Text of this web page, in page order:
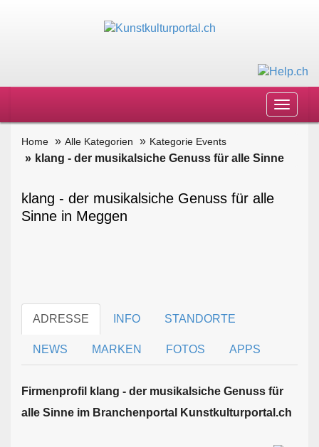
Toggle
Home Alle Kategorien Kategorie Events
klang - der musikalsiche Genuss für alle Sinne
klang - der musikalsiche Genuss für alle
Sinne in Meggen
ADRESSE INFO STANDORTE
NEWS MARKEN FOTOS APPS
Firmen­profil klang - der musikalsiche Genuss für
alle Sinne im Branchen­portal Kunstkulturportal.ch